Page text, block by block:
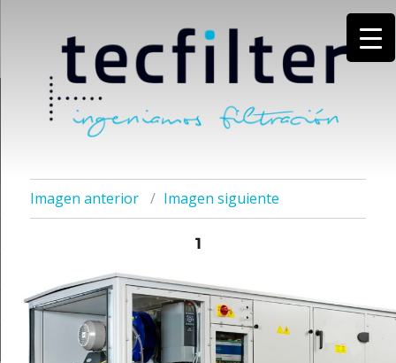
Imagen anterior Imagen siguiente
1